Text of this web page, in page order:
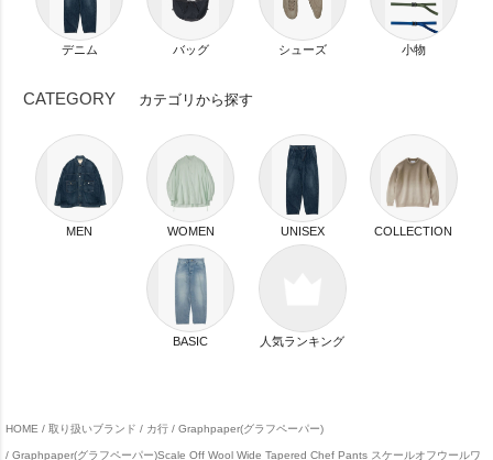
デニム バッグ シューズ 小物
CATEGORY カテゴリから探す
MEN WOMEN UNISEX COLLECTION
BASIC 人気ランキング
HOME 取り扱いブランド カ行 Graphpaper(グラフペーパー)
Graphpaper(グラフペーパー)Scale Off Wool Wide Tapered Chef Pants スケールオフウールワ